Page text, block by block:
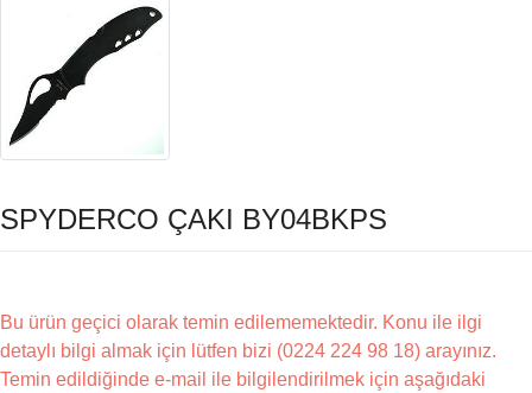
SPYDERCO ÇAKI BY04BKPS
Bu ürün geçici olarak temin edilememektedir. Konu ile ilgi
detaylı bilgi almak için lütfen bizi (0224 224 98 18) arayınız.
Temin edildiğinde e-mail ile bilgilendirilmek için aşağıdaki